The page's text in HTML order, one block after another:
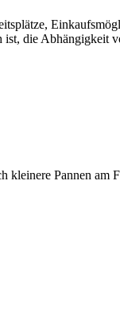
die
Pannen am